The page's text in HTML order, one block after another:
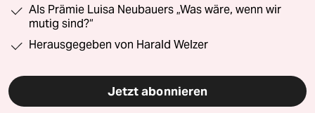
Als Prämie Luisa Neubauers „Was wäre, wenn wir
mutig sind?“
Herausgegeben von Harald Welzer
Jetzt abonnieren